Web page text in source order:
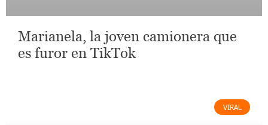
Marianela, la joven camionera que
es furor en TikTok
VIRAL